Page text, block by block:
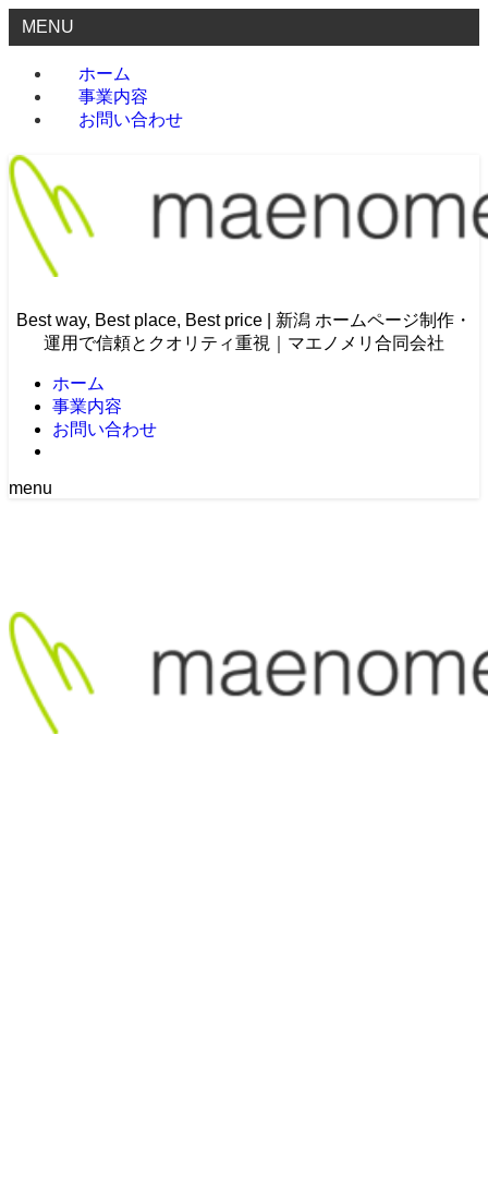
MENU
ホーム
事業内容
お問い合わせ
Best way, Best place, Best price | 新潟 ホームページ制作・
運用で信頼とクオリティ重視｜マエノメリ合同会社
ホーム
事業内容
お問い合わせ
menu